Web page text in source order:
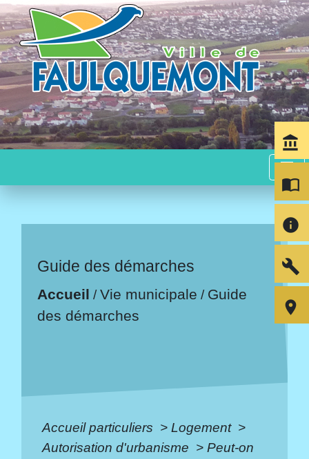
menu
Guide des démarches
Accueil /Vie municipale / Guide
des démarches
Accueil particuliers > Logement >
Autorisation d'urbanisme > Peut-on
account_balance
import_contacts
info
build
room